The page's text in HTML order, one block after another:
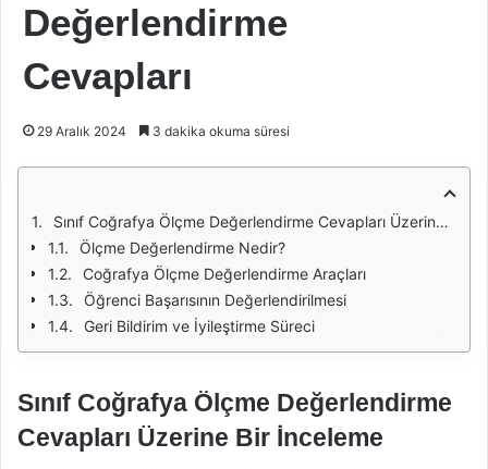
Değerlendirme
Cevapları
29 Aralık 2024 3 dakika okuma süresi
Sınıf Coğrafya Ölçme Değerlendirme Cevapları Üzerine Bir İnceleme
Ölçme Değerlendirme Nedir?
Coğrafya Ölçme Değerlendirme Araçları
Öğrenci Başarısının Değerlendirilmesi
Geri Bildirim ve İyileştirme Süreci
Sınıf Coğrafya Ölçme Değerlendirme
Cevapları Üzerine Bir İnceleme